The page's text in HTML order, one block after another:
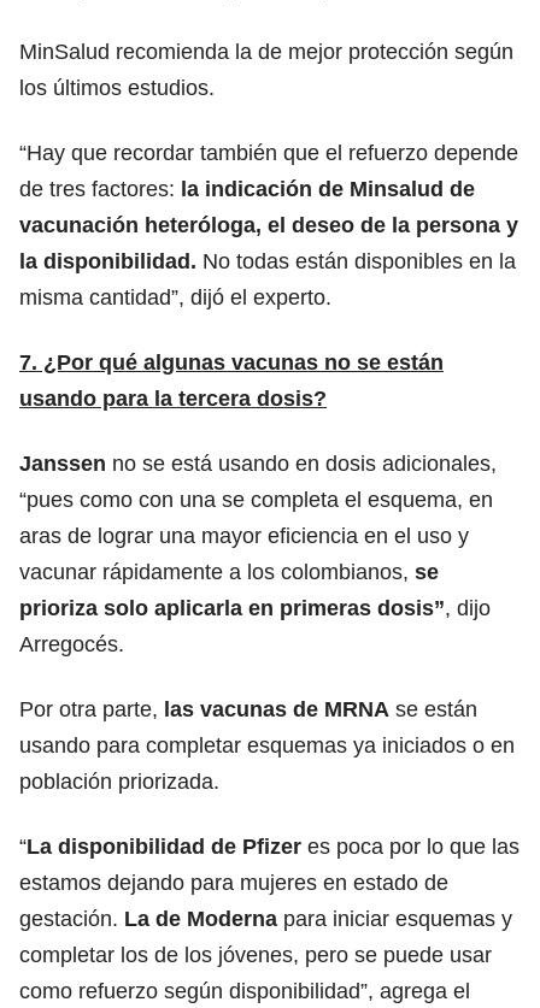
MinSalud recomienda la de mejor protección según
los últimos estudios.
“Hay que recordar también que el refuerzo depende
de tres factores: la indicación de Minsalud de
vacunación heteróloga, el deseo de la persona y
la disponibilidad. No todas están disponibles en la
misma cantidad”, dijó el experto.
7. ¿Por qué algunas vacunas no se están
usando para la tercera dosis?
Janssen no se está usando en dosis adicionales,
“pues como con una se completa el esquema, en
aras de lograr una mayor eficiencia en el uso y
vacunar rápidamente a los colombianos, se
prioriza solo aplicarla en primeras dosis”, dijo
Arregocés.
Por otra parte, las vacunas de MRNA se están
usando para completar esquemas ya iniciados o en
población priorizada.
“La disponibilidad de Pfizer es poca por lo que las
estamos dejando para mujeres en estado de
gestación. La de Moderna para iniciar esquemas y
completar los de los jóvenes, pero se puede usar
como refuerzo según disponibilidad”, agrega el